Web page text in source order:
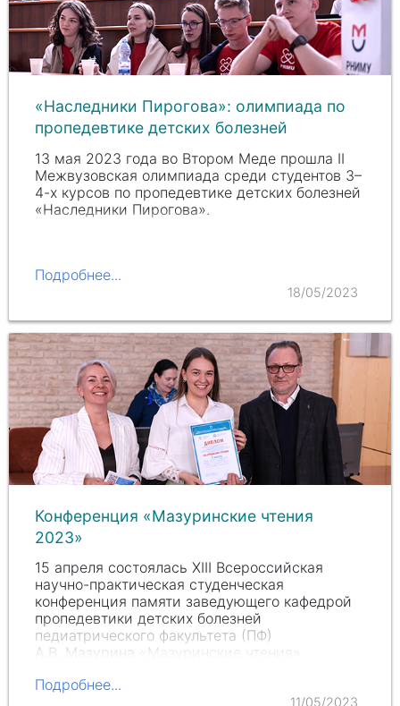
«Наследники Пирогова»‎: олимпиада по
пропедевтике детских болезней
13 мая 2023 года во Втором Меде прошла II
Межвузовская олимпиада среди студентов 3–
4-х курсов по пропедевтике детских болезней
«‎Наследники Пирогова»‎.
Подробнее...
18/05/2023
Конференция «Мазуринские чтения
2023»
15 апреля состоялась XIII Всероссийская
научно-практическая студенческая
конференция памяти заведующего кафедрой
пропедевтики детских болезней
педиатрического факультета (ПФ)
А.В. Мазурина «Мазуринские чтения».
Подробнее...
11/05/2023